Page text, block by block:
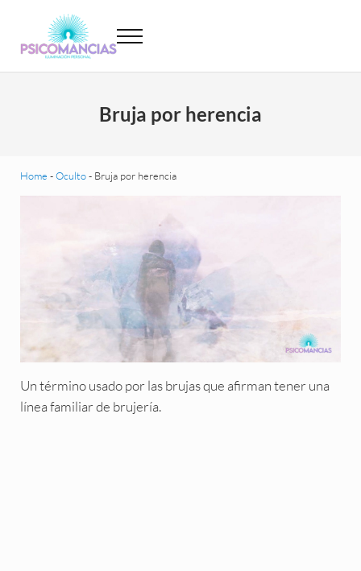
Psicomancias
Menu
Bruja por herencia
Home -Oculto- Bruja por herencia
Un término usado por las brujas que afirman tener una
línea familiar de brujería.